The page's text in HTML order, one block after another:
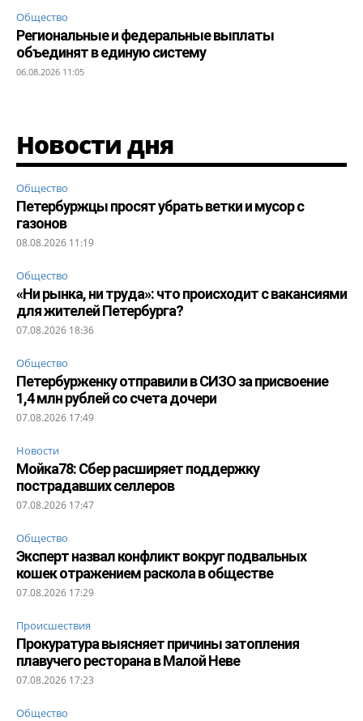
Общество
Региональные и федеральные выплаты
объединят в единую систему
06.08.2026 11:05
Новости дня
Общество
Петербуржцы просят убрать ветки и мусор с
газонов
08.08.2026 11:19
Общество
«Ни рынка, ни труда»: что происходит с вакансиями
для жителей Петербурга?
07.08.2026 18:36
Общество
Петербурженку отправили в СИЗО за присвоение
1,4 млн рублей со счета дочери
07.08.2026 17:49
Новости
Мойка78: Сбер расширяет поддержку
пострадавших селлеров
07.08.2026 17:47
Общество
Эксперт назвал конфликт вокруг подвальных
кошек отражением раскола в обществе
07.08.2026 17:29
Происшествия
Прокуратура выясняет причины затопления
плавучего ресторана в Малой Неве
07.08.2026 17:23
Общество